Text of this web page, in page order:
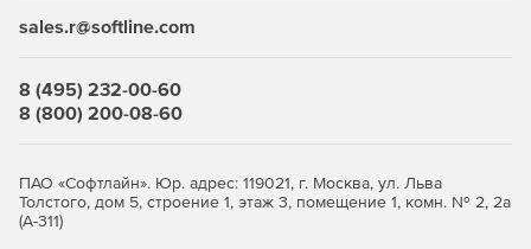
Что нового в версии 8.0
Ускорение процесса компиляции: оптимизированный
алгоритм обработки ASN.1‑спецификаций сокращает
время генерации кода на 25-40 % по сравнению с
Улучшенная поддержка правил PER (Packed Encoding
sales.r@softline.com
8 (495) 232-00-60
8 (800) 200-08-60
ПАО «Софтлайн». Юр. адрес: 119021, г. Москва, ул. Льва
Толстого, дом 5, строение 1, этаж 3, помещение 1, комн. № 2, 2а
(А-311)